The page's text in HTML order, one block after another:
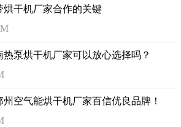
烘干机厂家合作的关键
泵烘干机厂家可以放心选择吗？
空气能烘干机厂家百信优良品牌！